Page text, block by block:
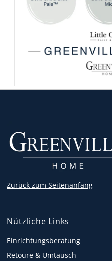
Zurück zum Seitenanfang
Nützliche Links
Einrichtungsberatung
Retoure & Umtausch